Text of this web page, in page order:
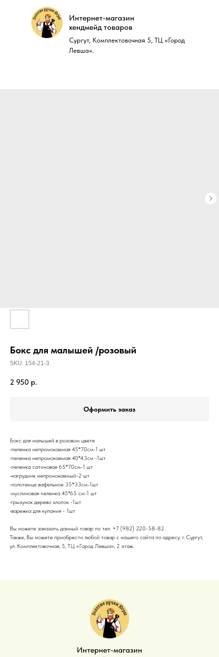
Интернет-магазин
хендмейд товаров
Сургут, Комплектовочная 5, ТЦ «Город
Левша».
Интернет-магазин
хендмейд товаров
Сургут, Комплектовочная 5, ТЦ «Город
Левша».
Бокс для малышей /розовый
SKU: 154-21-3
2 950 р.
Оформить заказ
Бокс для малышей в розовом цвете
•пеленка непромокаемая 45*70см-1 шт
•пеленка непромокаемая 40*43см -1шт
•пеленка сатиновая 65*70см-1 шт
•нагрудник непромокаемый-2 шт
•полотенце вафельное 35*33см-1шт
•муслиновая пеленка 45*65 см-1 шт
•грызунок дерево хлопок -1шт
•варежка для купания - 1шт
Вы можете заказать данный товар по тел. +7 (982) 220-58-82.
Также, Вы можете приобрести любой товар с нашего сайта по адресу: г. Сургут,
ул. Комплектовочная, 5, ТЦ «Город Левша», 2 этаж.
Интернет-магазин